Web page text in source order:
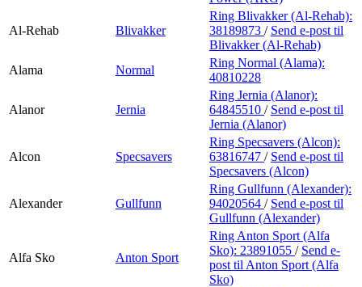
Al-Rehab Blivakker
Ring Blivakker (Al-Rehab):
38189873 / Send e-post til
Blivakker (Al-Rehab)
Alama
Normal
Ring Normal (Alama):
40810228
Alanor Jernia
Ring Jernia (Alanor):
64845510 / Send e-post til
Jernia (Alanor)
Alcon Specsavers
Ring Specsavers (Alcon):
63816747 / Send e-post til
Specsavers (Alcon)
Alexander Gullfunn
Ring Gullfunn (Alexander):
94020564 / Send e-post til
Gullfunn (Alexander)
Alfa Sko Anton Sport
Ring Anton Sport (Alfa
Sko): 23891055 / Send e-
post til Anton Sport (Alfa
Sko)